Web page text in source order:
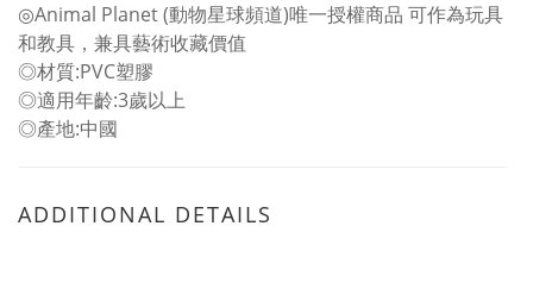
◎Animal Planet (動物星球頻道)唯一授權商品 可作為玩具
和教具，兼具藝術收藏價值
◎材質:PVC塑膠
◎適用年齡:3歲以上
◎產地:中國
ADDITIONAL DETAILS